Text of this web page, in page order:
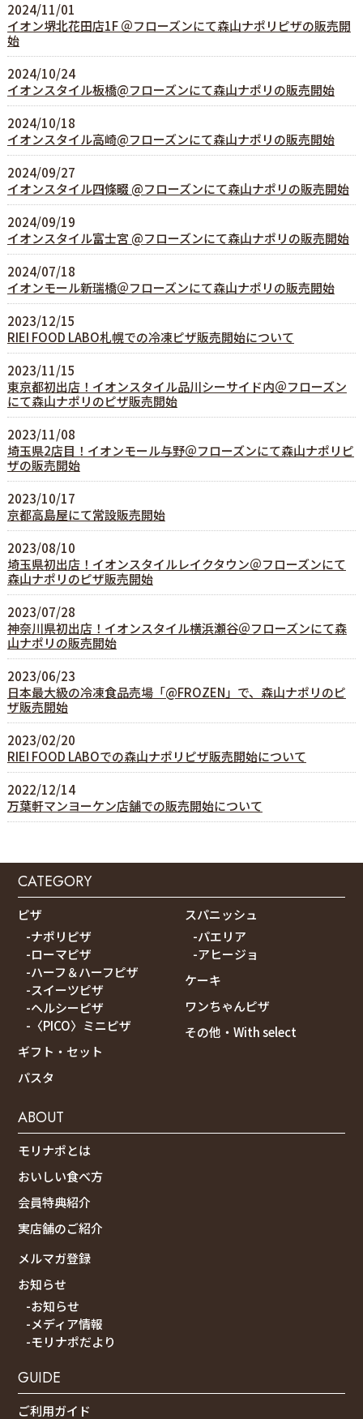
2024/11/01
イオン堺北花田店1F ＠フローズンにて森山ナポリピザの販売開
始
2024/10/24
イオンスタイル板橋@フローズンにて森山ナポリの販売開始
2024/10/18
イオンスタイル高崎@フローズンにて森山ナポリの販売開始
2024/09/27
イオンスタイル四條畷 @フローズンにて森山ナポリの販売開始
2024/09/19
イオンスタイル富士宮 @フローズンにて森山ナポリの販売開始
2024/07/18
イオンモール新瑞橋＠フローズンにて森山ナポリの販売開始
2023/12/15
RIEI FOOD LABO札幌での冷凍ピザ販売開始について
2023/11/15
東京都初出店！イオンスタイル品川シーサイド内＠フローズン
にて森山ナポリのピザ販売開始
2023/11/08
埼玉県2店目！イオンモール与野＠フローズンにて森山ナポリピ
ザの販売開始
2023/10/17
京都高島屋にて常設販売開始
2023/08/10
埼玉県初出店！イオンスタイルレイクタウン＠フローズンにて
森山ナポリのピザ販売開始
2023/07/28
神奈川県初出店！イオンスタイル横浜瀬谷＠フローズンにて森
山ナポリの販売開始
2023/06/23
日本最大級の冷凍食品売場「@FROZEN」で、森山ナポリのピ
ザ販売開始
2023/02/20
RIEI FOOD LABOでの森山ナポリピザ販売開始について
2022/12/14
万葉軒マンヨーケン店舗での販売開始について
CATEGORY
ピザ
-ナポリピザ
-ローマピザ
-ハーフ＆ハーフピザ
-スイーツピザ
-ヘルシーピザ
-〈PICO〉ミニピザ
ギフト・セット
パスタ
スパニッシュ
-パエリア
-アヒージョ
ケーキ
ワンちゃんピザ
その他・With select
ABOUT
モリナポとは
おいしい食べ方
会員特典紹介
実店舗のご紹介
メルマガ登録
お知らせ
-お知らせ
-メディア情報
-モリナポだより
GUIDE
ご利用ガイド